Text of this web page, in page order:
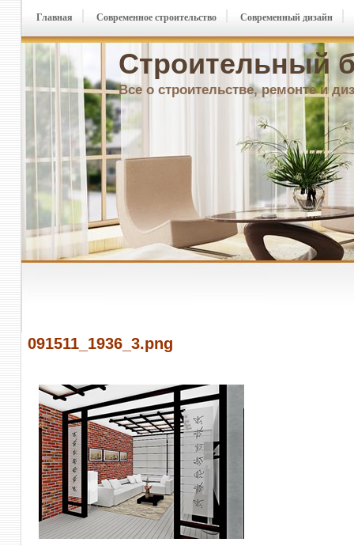
Строительный
Все о строительстве, ремонте и
Главная Современное строительство Современный дизайн
091511_1936_3.png